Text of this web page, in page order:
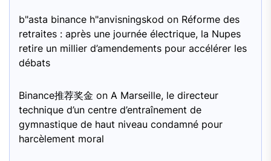
b"asta binance h"anvisningskod on Réforme des
retraites : après une journée électrique, la Nupes
retire un millier d’amendements pour accélérer les
débats
Binance推荐奖金 on A Marseille, le directeur
technique d’un centre d’entraînement de
gymnastique de haut niveau condamné pour
harcèlement moral